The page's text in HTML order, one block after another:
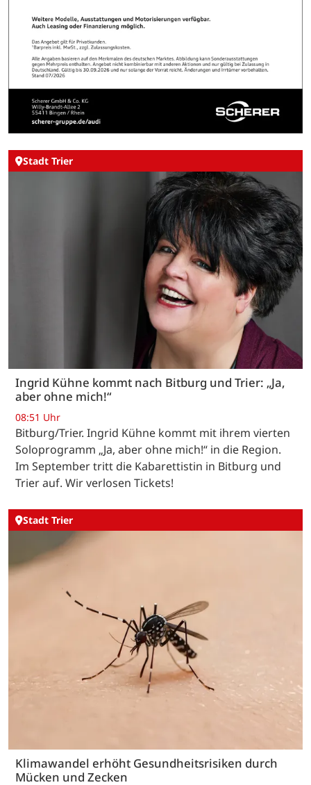
Stadt Trier
Ingrid Kühne kommt nach Bitburg und Trier: „Ja,
aber ohne mich!“
08:51 Uhr
Bitburg/Trier. Ingrid Kühne kommt mit ihrem vierten
Soloprogramm „Ja, aber ohne mich!“ in die Region.
Im September tritt die Kabarettistin in Bitburg und
Trier auf. Wir verlosen Tickets!
Stadt Trier
Klimawandel erhöht Gesundheitsrisiken durch
Mücken und Zecken